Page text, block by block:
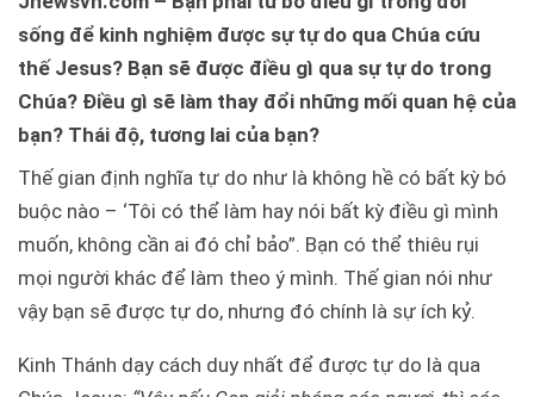
sống để kinh nghiệm được sự tự do qua Chúa cứu
thế Jesus? Bạn sẽ được điều gì qua sự tự do trong
Chúa? Điều gì sẽ làm thay đổi những mối quan hệ của
bạn? Thái độ, tương lai của bạn?
Thế gian định nghĩa tự do như là không hề có bất kỳ bó
buộc nào – ‘Tôi có thể làm hay nói bất kỳ điều gì mình
muốn, không cần ai đó chỉ bảo”. Bạn có thể thiêu rụi
mọi người khác để làm theo ý mình. Thế gian nói như
vậy bạn sẽ được tự do, nhưng đó chính là sự ích kỷ.
Kinh Thánh dạy cách duy nhất để được tự do là qua